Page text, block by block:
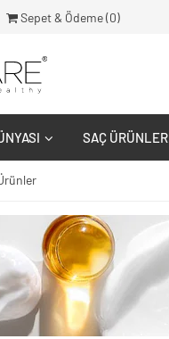
Sepet & Ödeme ( 0)
SAÇ ÜRÜNLERI